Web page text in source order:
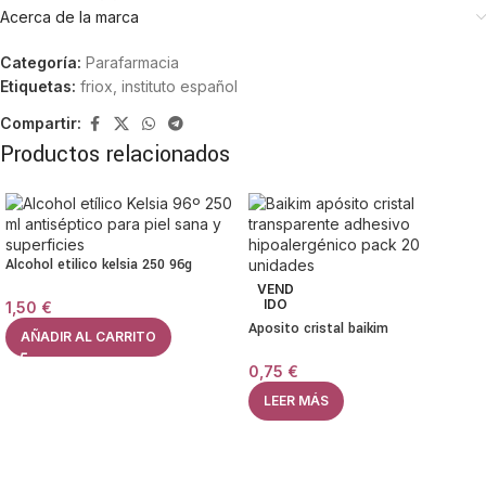
Acerca de la marca
Categoría: Parafarmacia
Etiquetas: friox instituto español
Compartir:
Productos relacionados
Alcohol etilico kelsia 250 96g
1,50 €
AÑADIR AL CARRITO
VEND
IDO
Aposito cristal baikim
0,75 €
LEER MÁS